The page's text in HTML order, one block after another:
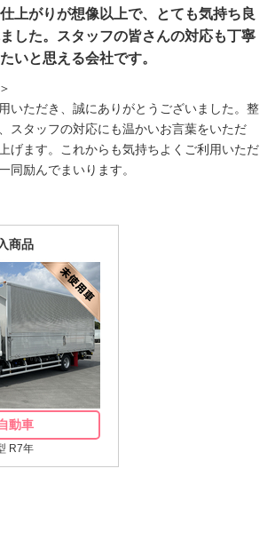
上がりが想像以上で、とても気持ち良
した。スタッフの皆さんの対応も丁寧
いと思える会社です。
いただき、誠にありがとうございました。整
スタッフの対応にも温かいお言葉をいただ
げます。これからも気持ちよくご利用いただ
同励んでまいります。
商品
動車
R7年